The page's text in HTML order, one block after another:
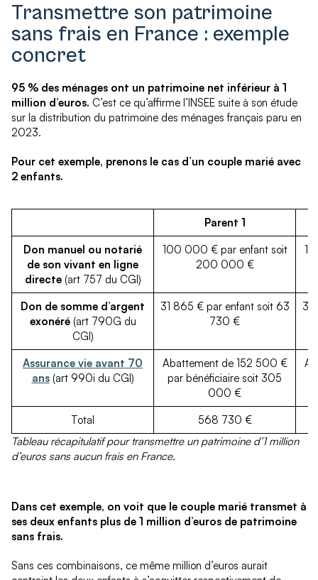
Transmettre son patrimoine
sans frais en France : exemple
concret
95 % des ménages ont un patrimoine net inférieur à 1
million d’euros. C’est ce qu’affirme l’INSEE suite à son étude
sur la distribution du patrimoine des ménages français paru en
2023.
Pour cet exemple, prenons le cas d’un couple marié avec
2 enfants.
Parent 1
Don manuel ou notarié
de son vivant en ligne
directe (art 757 du CGI)
100 000 € par enfant soit
200 000 €
Don de somme d’argent
exonéré (art 790G du
CGI)
31 865 € par enfant soit 63
730 €
31
Assurance vie avant 70
ans(art 990i du CGI)
Abattement de 152 500 €
par bénéficiaire soit 305
000 €
Total
568 730 €
Tableau récapitulatif pour transmettre un patrimoine d’1 million
d’euros sans aucun frais en France.
Dans cet exemple, on voit que le couple marié transmet à
ses deux enfants plus de 1 million d’euros de patrimoine
sans frais.
Sans ces combinaisons, ce même million d’euros aurait